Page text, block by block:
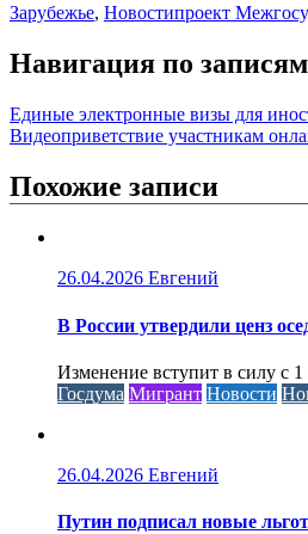
Зарубежье, Новостипроект
Навигация по записям
Единые электронные визы для
Видеоприветствие участникам
Похожие записи
26.04.2026 Евгений
В России утвердили ценз
Изменение вступит в силу с
Госдума Мигрант Новости
26.04.2026 Евгений
Путин подписал новые